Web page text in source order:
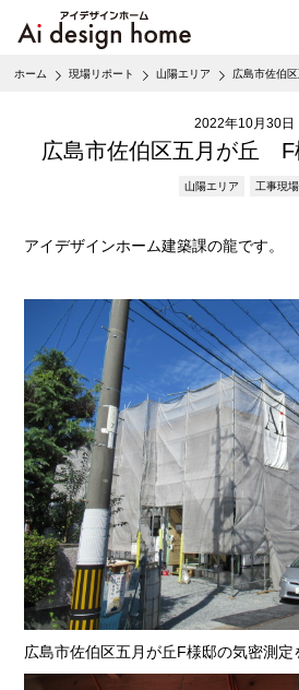
ホーム 現場リポート 山陽エリア 広島市佐伯
2022年10月30日
広島市佐伯区五月が丘
山陽エリア 工事現場
アイデザインホーム建築課の龍です。
広島市佐伯区五月が丘F様邸の気密測定